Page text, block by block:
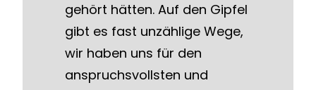
gehört hätten. Auf den Gipfel
gibt es fast unzählige Wege,
wir haben uns für den
anspruchsvollsten und